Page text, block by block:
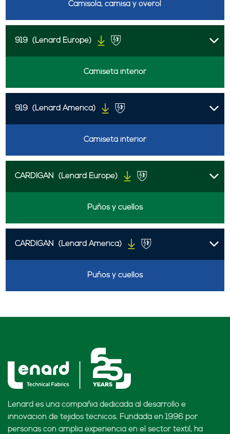
Camisola, camisa y overol
919 (Lenard Europe)
Camiseta interior
919 (Lenard America)
Camiseta interior
CARDIGAN (Lenard Europe)
Puños y cuellos
CARDIGAN (Lenard America)
Puños y cuellos
Lenard es una compañía dedicada al desarrollo e
innovación de tejidos técnicos. Fundada en 1996 por
personas con amplia experiencia en el sector textil, ha